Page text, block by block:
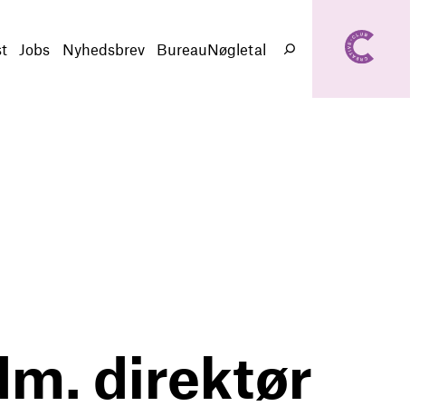
Jobs Nyhedsbrev BureauNøgletal
Søg
direktør